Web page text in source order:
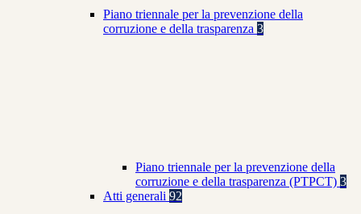
Piano triennale per la prevenzione della
corruzione e della trasparenza 3
Piano triennale per la prevenzione della
corruzione e della trasparenza (PTPCT) 3
Atti generali 92